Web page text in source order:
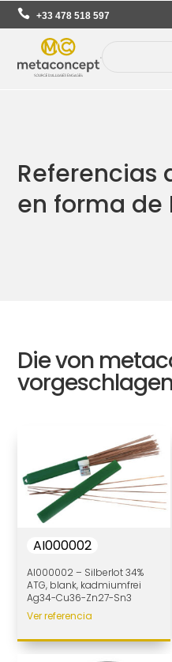
+33 478 518 597
Referencias
en forma de
Die von
AI000002
AI000002 – Silberlot 34%
ATG, blank, kadmiumfrei
Ag34-Cu36-Zn27-Sn3
Ver referencia